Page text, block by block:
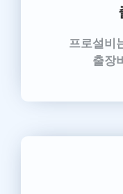
프로설비
출장